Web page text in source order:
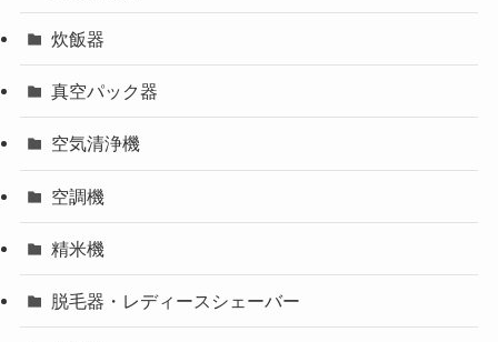
炊飯器
真空パック器
空気清浄機
空調機
精米機
脱毛器・レディースシェーバー